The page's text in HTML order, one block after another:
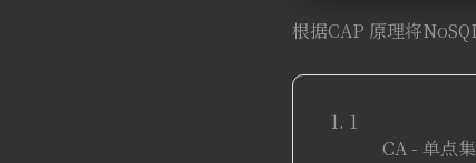
根据CAP 原理将
CA - 单点